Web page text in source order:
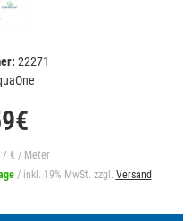
22271
€ / Meter
/ inkl. 19% MwSt. zzgl. Versand